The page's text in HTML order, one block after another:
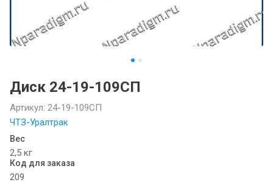
Диск 24-19-109СП
Артикул: 24-19-109СП
ЧТЗ-Уралтрак
Вес
2,5 кг
Код для заказа
209